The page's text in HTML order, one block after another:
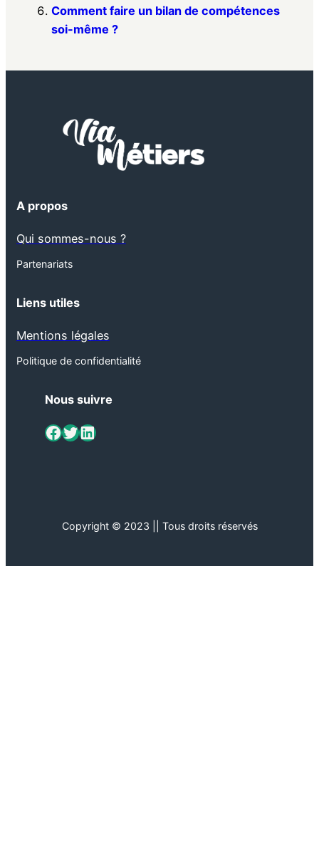
Comment faire un bilan de compétences
soi-même ?
A propos
Qui sommes-nous ?
Partenariats
Liens utiles
Mentions légales
Politique de confidentialité
Nous suivre
ViaMétiers sur Facebook Twitter LinkedIn
Copyright © 2023 || Tous droits réservés